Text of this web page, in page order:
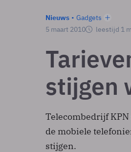
Nieuws
Gadgets
5 maart 2010
leestijd 1
stijgen
Telecombedrijf
de mobiele
stijgen.